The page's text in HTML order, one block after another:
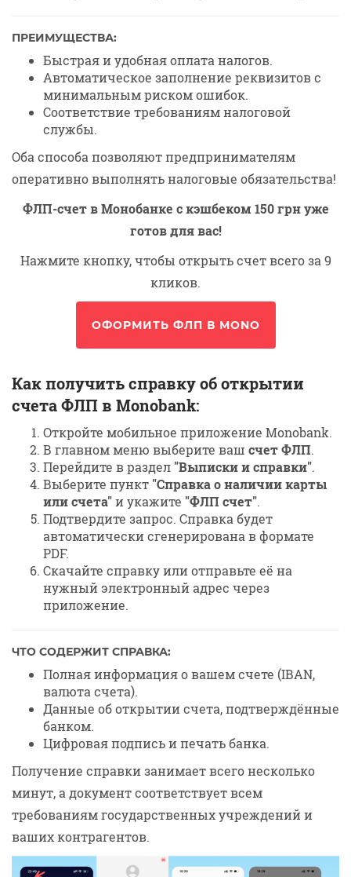
ПРЕИМУЩЕСТВА:
Быстрая и удобная оплата налогов.
Автоматическое заполнение реквизитов с
минимальным риском ошибок.
Соответствие требованиям налоговой
службы.
Оба способа позволяют предпринимателям
оперативно выполнять налоговые обязательства!
ФЛП-счет в Монобанке с кэшбеком 150 грн уже
готов для вас!
Нажмите кнопку, чтобы открыть счет всего за 9
кликов.
ОФОРМИТЬ ФЛП В MONO
Как получить справку об открытии
счета ФЛП в Monobank:
Откройте мобильное приложение Monobank.
В главном меню выберите ваш счет ФЛП.
Перейдите в раздел "Выписки и справки".
Выберите пункт "Справка о наличии карты
или счета"и укажите "ФЛП счет".
Подтвердите запрос. Справка будет
автоматически сгенерирована в формате
PDF.
Скачайте справку или отправьте её на
нужный электронный адрес через
приложение.
ЧТО СОДЕРЖИТ СПРАВКА:
Полная информация о вашем счете (IBAN,
валюта счета).
Данные об открытии счета, подтверждённые
банком.
Цифровая подпись и печать банка.
Получение справки занимает всего несколько
минут, а документ соответствует всем
требованиям государственных учреждений и
ваших контрагентов.